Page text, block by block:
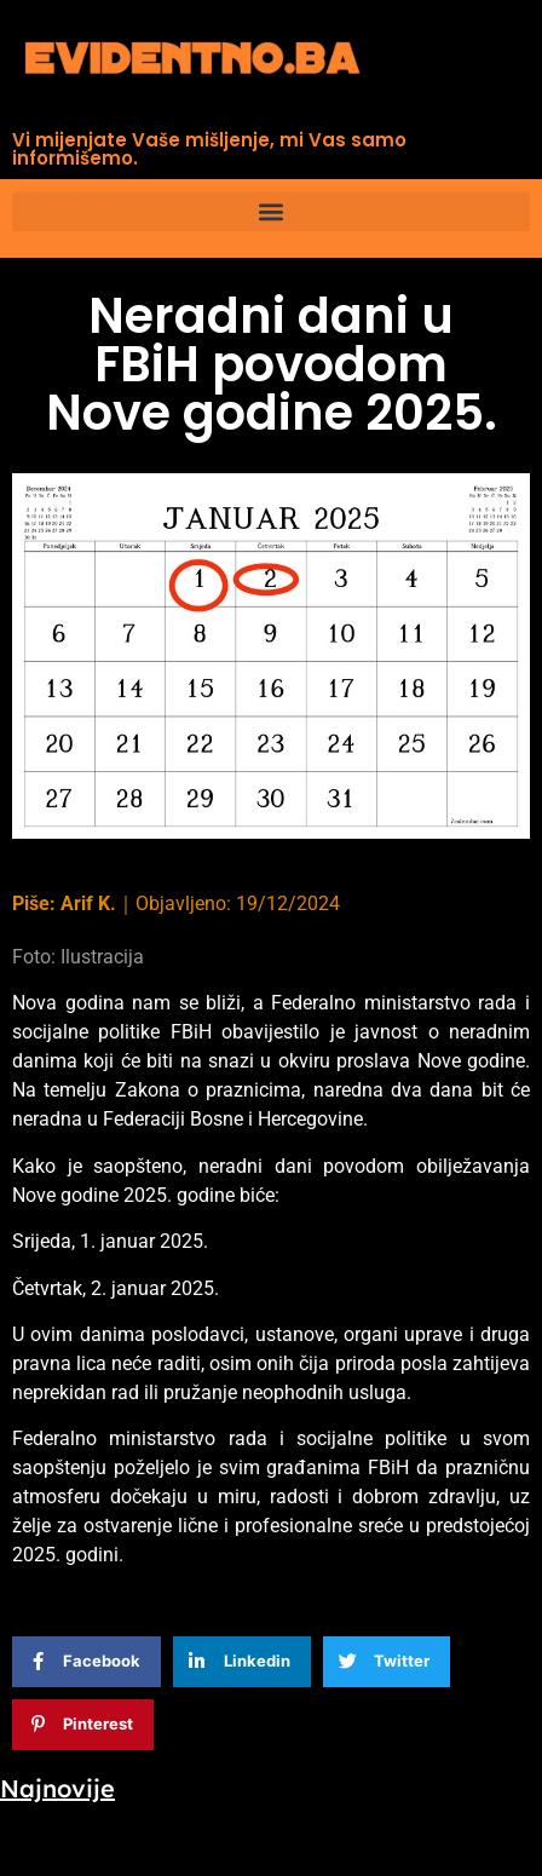
Vi mijenjate Vaše mišljenje, mi Vas samo
informišemo.
Neradni dani u
FBiH povodom
Nove godine 2025.
Piše: Arif K. ｜ Objavljeno: 19/12/2024
Foto: Ilustracija
Nova godina nam se bliži, a Federalno ministarstvo rada i
socijalne politike FBiH obavijestilo je javnost o neradnim
danima koji će biti na snazi u okviru proslava Nove godine.
Na temelju Zakona o praznicima, naredna dva dana bit će
neradna u Federaciji Bosne i Hercegovine.
Kako je saopšteno, neradni dani povodom obilježavanja
Nove godine 2025. godine biće:
Srijeda, 1. januar 2025.
Četvrtak, 2. januar 2025.
U ovim danima poslodavci, ustanove, organi uprave i druga
pravna lica neće raditi, osim onih čija priroda posla zahtijeva
neprekidan rad ili pružanje neophodnih usluga.
Federalno ministarstvo rada i socijalne politike u svom
saopštenju poželjelo je svim građanima FBiH da prazničnu
atmosferu dočekaju u miru, radosti i dobrom zdravlju, uz
želje za ostvarenje lične i profesionalne sreće u predstojećoj
2025. godini.
Facebook Linkedin Twitter
Pinterest
Najnovije